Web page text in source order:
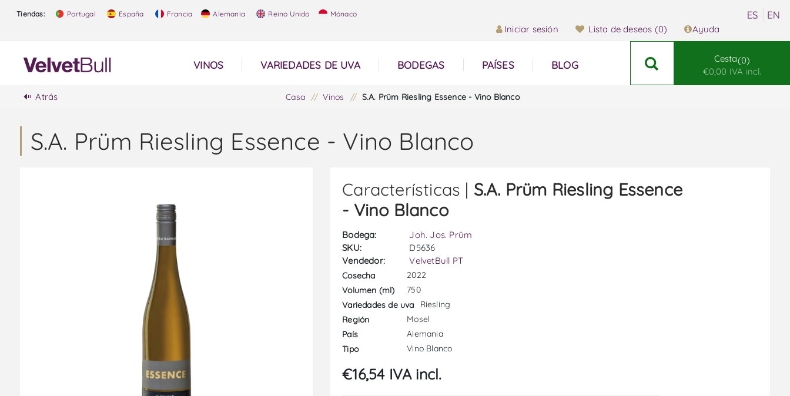
Tiendas: Portugal España Francia Alemania Reino Unido Mónaco
Iniciar sesión Lista de deseos (0) Ayuda
VINOS VARIEDADES DE UVA BODEGAS PAÍSES BLOG
Cesta 0
€0,00 IVA incl.
Atrás Casa / Vinos / S.A. Prüm Riesling Essence - Vino Blanco
S.A. Prüm Riesling Essence - Vino Blanco
Características | S.A. Prüm Riesling Essence
- Vino Blanco
Bodega:
Joh. Jos. Prüm
SKU:
D5636
Vendedor:
VelvetBull PT
Cosecha
2022
Volumen (ml)
750
Variedades de uva
Riesling
Región
Mosel
País
Alemania
Tipo
Vino Blanco
€16,54 IVA incl.